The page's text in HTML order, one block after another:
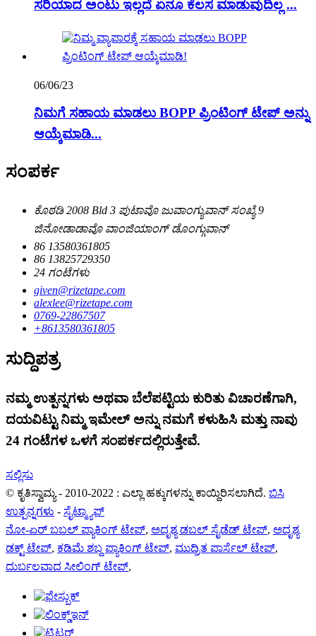
ಸರಿಯಾದ ಅಂಟು ಇಲ್ಲದೆ ಏನೂ ಕೆಲಸ ಮಾಡುವುದಿಲ್ಲ ...
06/06/23
ನಿಮಗೆ ಸಹಾಯ ಮಾಡಲು BOPP ಪ್ರಿಂಟಿಂಗ್ ಟೇಪ್ ಅನ್ನು
ಆಯ್ಕೆಮಾಡಿ...
ಸಂಪರ್ಕ
ಕೊಠಡಿ 2008 Bld 3 ಪುಟಾವೊ ಜುವಾಂಗ್ಯುವಾನ್ ಸಂಖ್ಯೆ 9
ಜಿನೋಡಾಡಾವೊ ವಾಂಜಿಯಾಂಗ್ ಡೊಂಗ್ಗುವಾನ್
86 13580361805
86 13825729350
24 ಗಂಟೆಗಳು
given@rizetape.com
alexlee@rizetape.com
0769-22867507
+8613580361805
ಸುದ್ದಿಪತ್ರ
ನಮ್ಮ ಉತ್ಪನ್ನಗಳು ಅಥವಾ ಬೆಲೆಪಟ್ಟಿಯ ಕುರಿತು ವಿಚಾರಣೆಗಾಗಿ,
ದಯವಿಟ್ಟು ನಿಮ್ಮ ಇಮೇಲ್ ಅನ್ನು ನಮಗೆ ಕಳುಹಿಸಿ ಮತ್ತು ನಾವು
24 ಗಂಟೆಗಳ ಒಳಗೆ ಸಂಪರ್ಕದಲ್ಲಿರುತ್ತೇವೆ.
ಸಲ್ಲಿಸು
© ಕೃತಿಸ್ವಾಮ್ಯ - 2010-2022 : ಎಲ್ಲಾ ಹಕ್ಕುಗಳನ್ನು ಕಾಯ್ದಿರಿಸಲಾಗಿದೆ. ಬಿಸಿ
ಉತ್ಪನ್ನಗಳು - ಸೈಟ್ಮ್ಯಾಪ್
ನೋ-ಏರ್ ಬಬಲ್ ಪ್ಯಾಕಿಂಗ್ ಟೇಪ್, ಅದೃಶ್ಯ ಡಬಲ್ ಸೈಡೆಡ್ ಟೇಪ್, ಅದೃಶ್ಯ
ಡಕ್ಟ್ ಟೇಪ್, ಕಡಿಮೆ ಶಬ್ದ ಪ್ಯಾಕಿಂಗ್ ಟೇಪ್, ಮುದ್ರಿತ ಪಾರ್ಸೆಲ್ ಟೇಪ್,
ದುರ್ಬಲವಾದ ಸೀಲಿಂಗ್ ಟೇಪ್,